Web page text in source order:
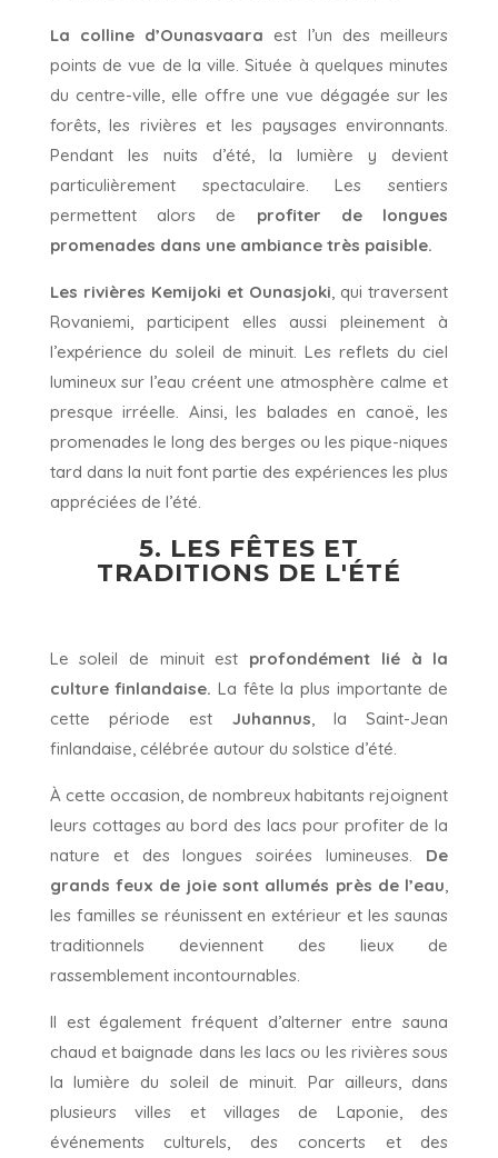
La colline d’Ounasvaara est l’un des meilleurs
points de vue de la ville. Située à quelques minutes
du centre-ville, elle offre une vue dégagée sur les
forêts, les rivières et les paysages environnants.
Pendant les nuits d’été, la lumière y devient
particulièrement spectaculaire. Les sentiers
permettent alors de profiter de longues
promenades dans une ambiance très paisible.
Les rivières Kemijoki et Ounasjoki , qui traversent
Rovaniemi, participent elles aussi pleinement à
l’expérience du soleil de minuit. Les reflets du ciel
lumineux sur l’eau créent une atmosphère calme et
presque irréelle. Ainsi, les balades en canoë, les
promenades le long des berges ou les pique-niques
tard dans la nuit font partie des expériences les plus
appréciées de l’été.
5. LES FÊTES ET
TRADITIONS DE L'ÉTÉ
Le soleil de minuit est profondément lié à la
culture finlandaise. La fête la plus importante de
cette période est Juhannus , la Saint-Jean
finlandaise, célébrée autour du solstice d’été.
À cette occasion, de nombreux habitants rejoignent
leurs cottages au bord des lacs pour profiter de la
nature et des longues soirées lumineuses.
De
grands feux de joie sont allumés près de l’eau
les familles se réunissent en extérieur et les saunas
traditionnels deviennent des lieux de
rassemblement incontournables.
Il est également fréquent d’alterner entre sauna
chaud et baignade dans les lacs ou les rivières sous
la lumière du soleil de minuit. Par ailleurs, dans
plusieurs villes et villages de Laponie, des
événements culturels, des concerts et des